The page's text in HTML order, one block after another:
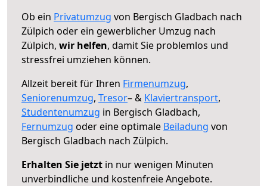
Ob ein Privatumzug von Bergisch Gladbach nach
Zülpich oder ein gewerblicher Umzug nach
Zülpich, wir helfen, damit Sie problemlos und
stressfrei umziehen können.
Allzeit bereit für Ihren Firmenumzug,
Seniorenumzug, Tresor– & Klaviertransport,
Studentenumzug in Bergisch Gladbach,
Fernumzug oder eine optimale Beiladung von
Bergisch Gladbach nach Zülpich.
Erhalten Sie jetzt in nur wenigen Minuten
unverbindliche und kostenfreie Angebote.